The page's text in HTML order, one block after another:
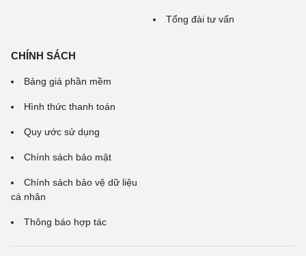
Tổng đài tư vấn
CHÍNH SÁCH
Bảng giá phần mềm
Hình thức thanh toán
Quy ước sử dụng
Chính sách bảo mật
Chính sách bảo vệ dữ liệu
cá nhân
Thông báo hợp tác